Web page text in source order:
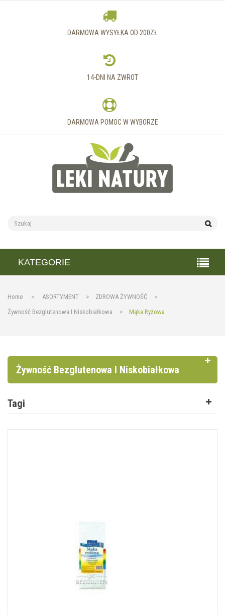
DARMOWA WYSYŁKA OD 200ZŁ
14-DNI NA ZWROT
DARMOWA POMOC W WYBORZE
KATEGORIE
Home > ASORTYMENT > ZDROWA ŻYWNOŚĆ
>
Żywność Bezglutenowa I Niskobiałkowa
> Mąka Ryżowa
Żywność Bezglutenowa I Niskobiałkowa
Tagi